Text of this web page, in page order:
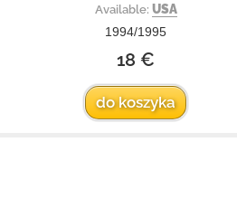
Available: USA
1994/1995
18 €
do koszyka